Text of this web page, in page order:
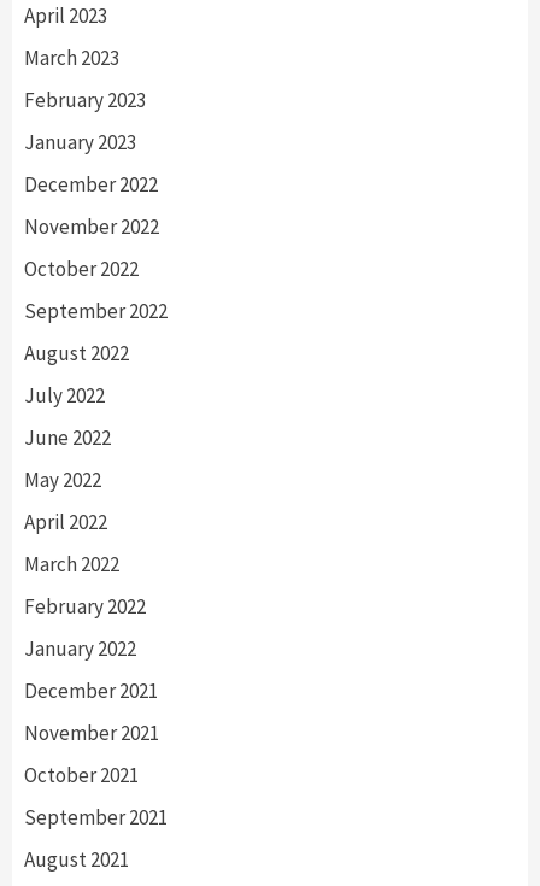
April 2023
March 2023
February 2023
January 2023
December 2022
November 2022
October 2022
September 2022
August 2022
July 2022
June 2022
May 2022
April 2022
March 2022
February 2022
January 2022
December 2021
November 2021
October 2021
September 2021
August 2021